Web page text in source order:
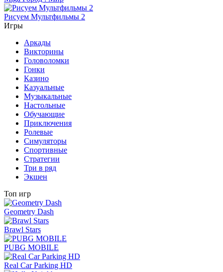
Рисуем Мультфильмы 2
Игры
Аркады
Викторины
Головоломки
Гонки
Казино
Казуальные
Музыкальные
Настольные
Обучающие
Приключения
Ролевые
Симуляторы
Спортивные
Стратегии
Три в ряд
Экшен
Топ игр
Geometry Dash
Brawl Stars
PUBG MOBILE
Real Car Parking HD